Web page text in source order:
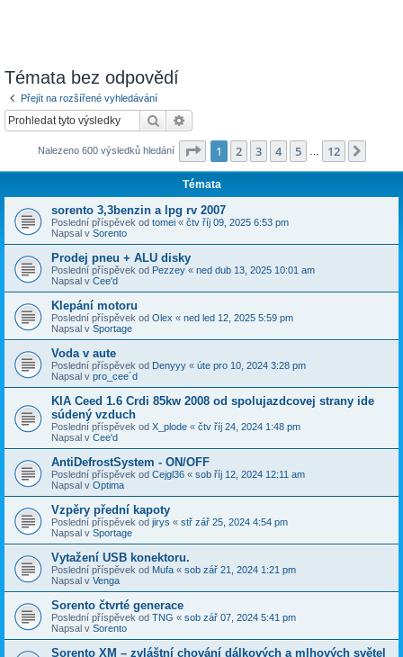
Témata bez odpovědí
Přejít na rozšířené vyhledávání
Hledat
Nalezeno 600 výsledků hledání Stránka z 12
1 2 3 4 5 12
Témata
sorento 3,3benzin a lpg rv 2007
Poslední příspěvek od tomei « čtv říj 09, 2025 6:53 pm
Napsal v Sorento
Prodej pneu + ALU disky
Poslední příspěvek od Pezzey « ned dub 13, 2025 10:01 am
Napsal v Cee'd
Klepání motoru
Poslední příspěvek od Olex « ned led 12, 2025 5:59 pm
Napsal v Sportage
Voda v aute
Poslední příspěvek od Denyyy « úte pro 10, 2024 3:28 pm
Napsal v pro_cee´d
KIA Ceed 1.6 Crdi 85kw 2008 od spolujazdcovej strany ide
súdený vzduch
Poslední příspěvek od X_plode « čtv říj 24, 2024 1:48 pm
Napsal v Cee'd
AntiDefrostSystem - ON/OFF
Poslední příspěvek od Cejgl36 « sob říj 12, 2024 12:11 am
Napsal v Optima
Vzpěry přední kapoty
Poslední příspěvek od jirys « stř zář 25, 2024 4:54 pm
Napsal v Sportage
Vytažení USB konektoru.
Poslední příspěvek od Mufa « sob zář 21, 2024 1:21 pm
Napsal v Venga
Sorento čtvrté generace
Poslední příspěvek od TNG « sob zář 07, 2024 5:41 pm
Napsal v Sorento
Sorento XM – zvláštní chování dálkových a mlhových světel